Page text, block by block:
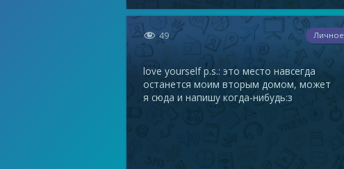
 49 Личное
love yourself p.s.: это место навсегда
останется моим вторым домом, может
я сюда и напишу когда-нибудь:з